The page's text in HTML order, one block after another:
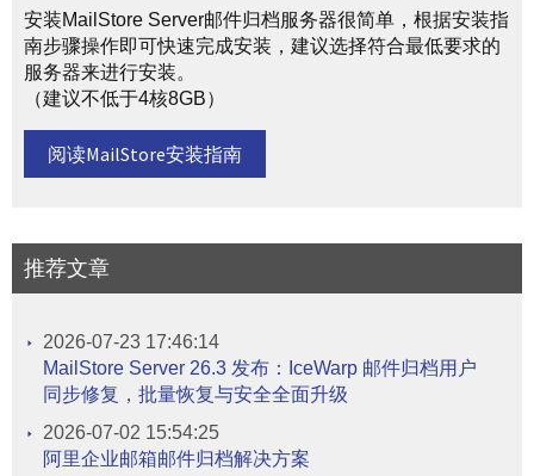
安装MailStore Server邮件归档服务器很简单，根据安装指
南步骤操作即可快速完成安装，建议选择符合最低要求的
服务器来进行安装。
（建议不低于4核8GB）
阅读MailStore安装指南
推荐文章
2026-07-23 17:46:14
MailStore Server 26.3 发布：IceWarp 邮件归档用户
同步修复，批量恢复与安全全面升级
2026-07-02 15:54:25
阿里企业邮箱邮件归档解决方案